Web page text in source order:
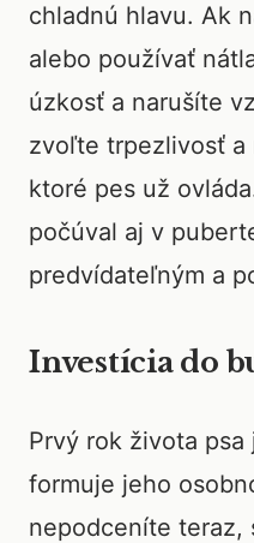
chladnú hlavu. Ak
alebo používať
úzkosť a narušíte
zvoľte trpezlivosť a
ktoré pes už
počúval aj v
predvídateľným a
Investícia do
Prvý rok života
formuje jeho
nepodceníte teraz,